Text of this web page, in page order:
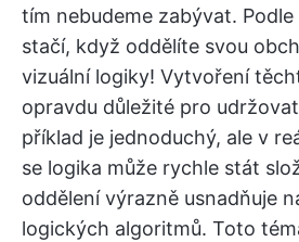
tím nebudeme zabývat.
stačí, když oddělíte svou
vizuální logiky! Vytvoření
opravdu důležité pro
příklad je jednoduchý, ale v
se logika může rychle stát
oddělení výrazně usnadňuje
logických algoritmů. Toto